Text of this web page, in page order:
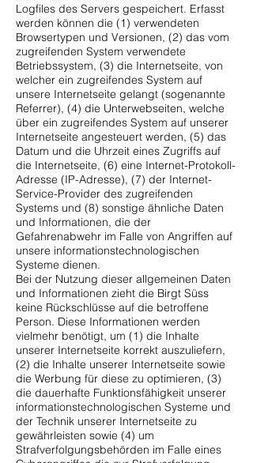
Logfiles des Servers gespeichert. Erfasst
werden können die (1) verwendeten
Browsertypen und Versionen, (2) das vom
zugreifenden System verwendete
Betriebssystem, (3) die Internetseite, von
welcher ein zugreifendes System auf
unsere Internetseite gelangt (sogenannte
Referrer), (4) die Unterwebseiten, welche
über ein zugreifendes System auf unserer
Internetseite angesteuert werden, (5) das
Datum und die Uhrzeit eines Zugriffs auf
die Internetseite, (6) eine Internet-Protokoll-
Adresse (IP-Adresse), (7) der Internet-
Service-Provider des zugreifenden
Systems und (8) sonstige ähnliche Daten
und Informationen, die der
Gefahrenabwehr im Falle von Angriffen auf
unsere informationstechnologischen
Systeme dienen.
Bei der Nutzung dieser allgemeinen Daten
und Informationen zieht die Birgt Süss
keine Rückschlüsse auf die betroffene
Person. Diese Informationen werden
vielmehr benötigt, um (1) die Inhalte
unserer Internetseite korrekt auszuliefern,
(2) die Inhalte unserer Internetseite sowie
die Werbung für diese zu optimieren, (3)
die dauerhafte Funktionsfähigkeit unserer
informationstechnologischen Systeme und
der Technik unserer Internetseite zu
gewährleisten sowie (4) um
Strafverfolgungsbehörden im Falle eines